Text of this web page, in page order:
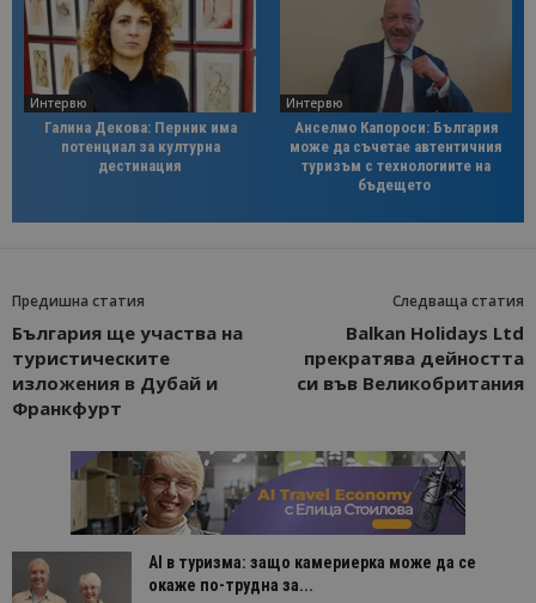
Интервю
Галина Декова: Перник има
потенциал за културна
дестинация
Интервю
Анселмо Капороси: България
може да съчетае автентичния
туризъм с технологиите на
бъдещето
Предишна статия
България ще участва на
туристическите
изложения в Дубай и
Франкфурт
Следваща статия
Balkan Holidays Ltd
прекратява дейността
си във Великобритания
AI в туризма: защо камериерка може да се
окаже по-трудна за...